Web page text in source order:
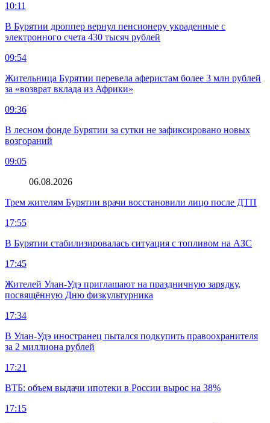
10:11
В Бурятии дроппер вернул пенсионеру украденные с
электронного счета 430 тысяч рублей
09:54
Жительница Бурятии перевела аферистам более 3 млн рублей
за «возврат вклада из Африки»
09:36
В лесном фонде Бурятии за сутки не зафиксировано новых
возгораний
09:05
06.08.2026
Трем жителям Бурятии врачи восстановили лицо после ДТП
17:55
В Бурятии стабилизировалась ситуация с топливом на АЗС
17:45
Жителей Улан-Удэ приглашают на праздничную зарядку,
посвящённую Дню физкультурника
17:34
В Улан-Удэ иностранец пытался подкупить правоохранителя
за 2 миллиона рублей
17:21
ВТБ: объем выдачи ипотеки в России вырос на 38%
17:15